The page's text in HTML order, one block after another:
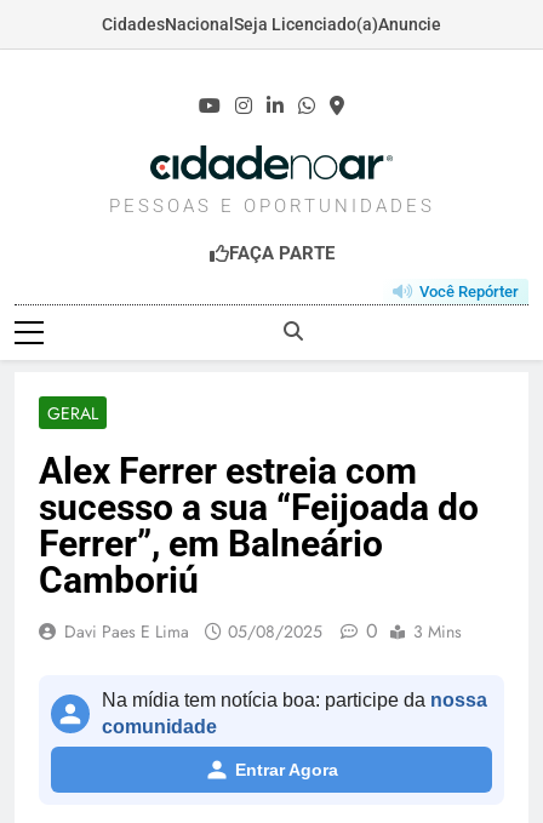
CidadesNacional Seja Licenciado(a)Anuncie
CIDADENOAR.COM
PESSOAS E OPORTUNIDADES
FAÇA PARTE
Você Repórter
GERAL
Alex Ferrer estreia com
sucesso a sua “Feijoada do
Ferrer”, em Balneário
Camboriú
Davi Paes E Lima 05/08/2025 0 3 Mins
Na mídia tem notícia boa: participe da nossa
comunidade
Entrar Agora